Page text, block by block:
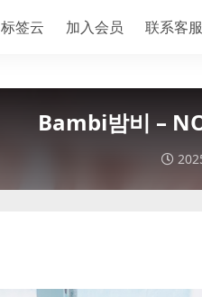
标签云 加入会员 联系客服
Bambi밤비 –